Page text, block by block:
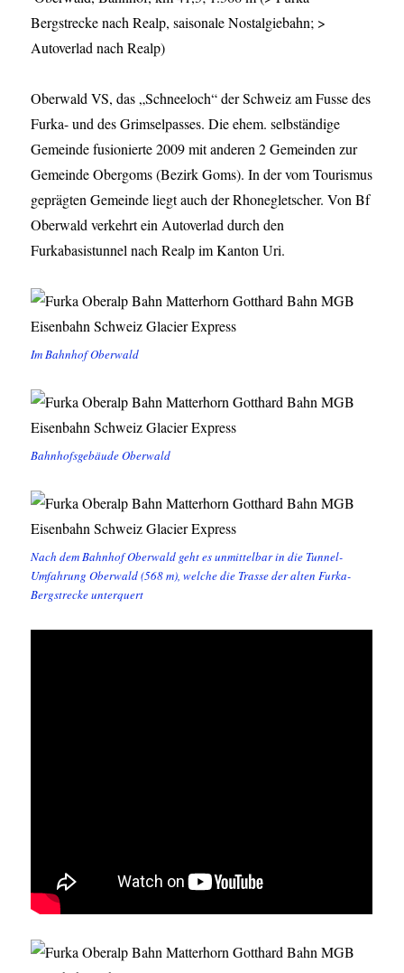
Bergstrecke nach Realp, saisonale Nostalgiebahn; >
Autoverlad nach Realp)
Oberwald VS, das „Schneeloch“ der Schweiz am Fusse des
Furka- und des Grimselpasses. Die ehem. selbständige
Gemeinde fusionierte 2009 mit anderen 2 Gemeinden zur
Gemeinde Obergoms (Bezirk Goms). In der vom Tourismus
geprägten Gemeinde liegt auch der Rhonegletscher. Von Bf
Oberwald verkehrt ein Autoverlad durch den
Furkabasistunnel nach Realp im Kanton Uri.
Im Bahnhof Oberwald
Bahnhofsgebäude Oberwald
Nach dem Bahnhof Oberwald geht es unmittelbar in die Tunnel-
Umfahrung Oberwald (568 m), welche die Trasse der alten Furka-
Bergstrecke unterquert